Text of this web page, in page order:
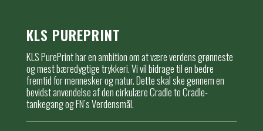
KLS PUREPRINT
KLS PurePrint har en ambition om at være verdens grønneste
og mest bæredygtige trykkeri. Vi vil bidrage til en bedre
fremtid for mennesker og natur. Dette skal ske gennem en
bevidst anvendelse af den cirkulære Cradle to Cradle-
tankegang og FN’s Verdensmål.